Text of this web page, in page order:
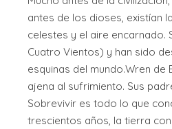
antes de los dioses, existían
celestes y el aire encarnado.
Cuatro Vientos) y han sido
esquinas del mundo.Wren de
ajena al sufrimiento. Sus
Sobrevivir es todo lo que
trescientos años, la tierra